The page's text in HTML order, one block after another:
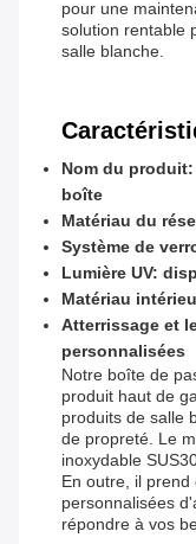
pour une
solution rentable
salle blanche.
Nom du
boîte
Matériau du
Système de
Lumière UV:
Matériau
Atterrissage et
personnalisées
Notre boîte de
produit haut de
produits de salle
de propreté. Le
inoxydable
En outre, il
personnalisées
répondre à vos